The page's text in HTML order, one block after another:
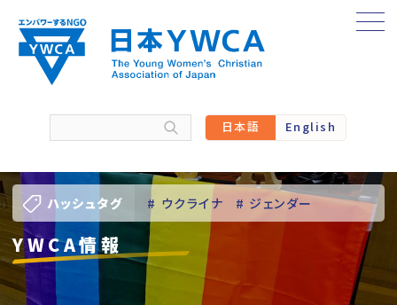
content
日本語 English
ハッシュタグ # ウクライナ # ジェンダー
# バーチャル訪問
# 人権 # 国際協力
YWCA情報